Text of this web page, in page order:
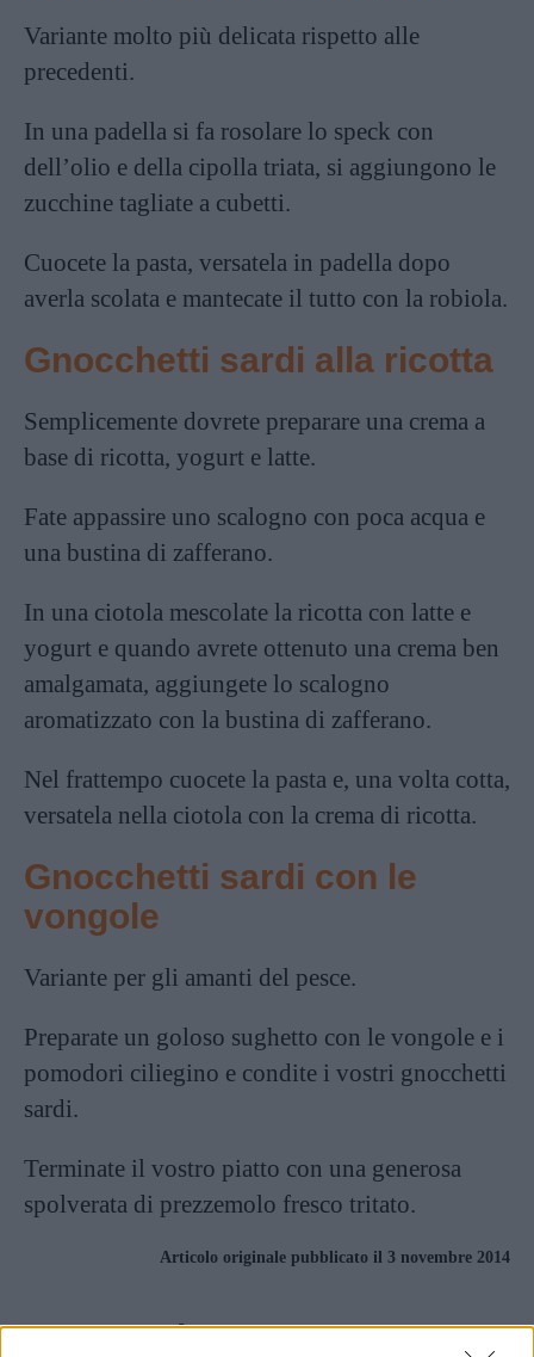
Variante molto più delicata rispetto alle
precedenti.
In una padella si fa rosolare lo speck con
dell’olio e della cipolla triata, si aggiungono le
zucchine tagliate a cubetti.
Cuocete la pasta, versatela in padella dopo
averla scolata e mantecate il tutto con la robiola.
Gnocchetti sardi alla ricotta
Semplicemente dovrete preparare una crema a
base di ricotta, yogurt e latte.
Fate appassire uno scalogno con poca acqua e
una bustina di zafferano.
In una ciotola mescolate la ricotta con latte e
yogurt e quando avrete ottenuto una crema ben
amalgamata, aggiungete lo scalogno
aromatizzato con la bustina di zafferano.
Nel frattempo cuocete la pasta e, una volta cotta,
versatela nella ciotola con la crema di ricotta.
Gnocchetti sardi con le
vongole
Variante per gli amanti del pesce.
Preparate un goloso sughetto con le vongole e i
pomodori ciliegino e condite i vostri gnocchetti
sardi.
Terminate il vostro piatto con una generosa
spolverata di prezzemolo fresco tritato.
Articolo originale pubblicato il 3 novembre 2014
Preparazione